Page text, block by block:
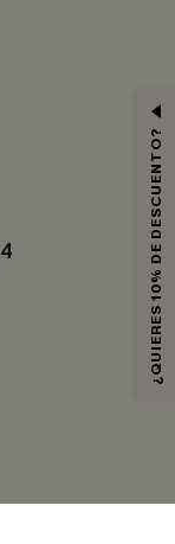
¿QUIERES 10% DE DESCUENTO?